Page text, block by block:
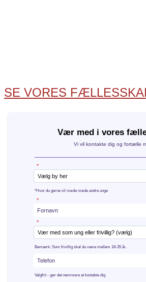
SE VORES